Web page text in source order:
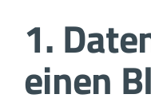
Kontakt
1.
einen